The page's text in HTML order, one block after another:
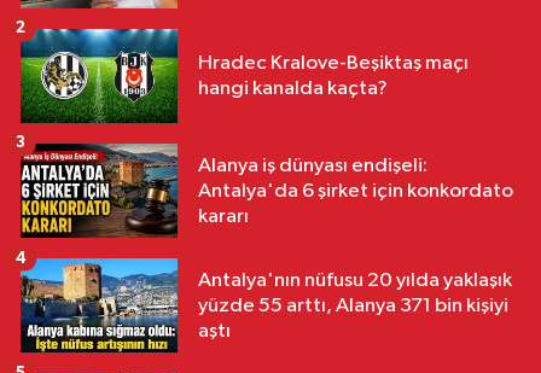
Hradec Kralove-Beşiktaş maçı
hangi kanalda kaçta?
2
Alanya iş dünyası endişeli:
Antalya'da 6 şirket için konkordato
kararı
3
Antalya'nın nüfusu 20 yılda yaklaşık
yüzde 55 arttı, Alanya 371 bin kişiyi
aştı
4